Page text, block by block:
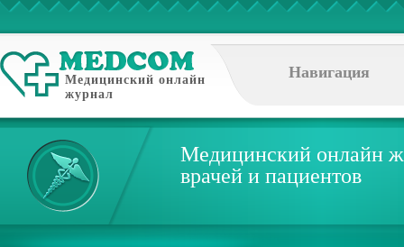
Медицинский онлайн
журнал
Навигация
Медицинский онлайн
врачей и пациентов